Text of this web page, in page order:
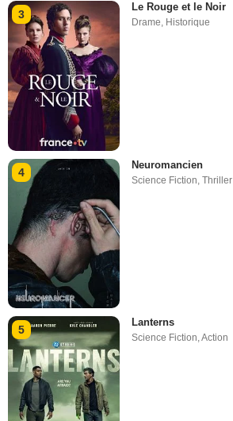
3
Le Rouge et le Noir
Drame, Historique
4
Neuromancien
Science Fiction ,Thriller
5
Lanterns
Science Fiction,Action